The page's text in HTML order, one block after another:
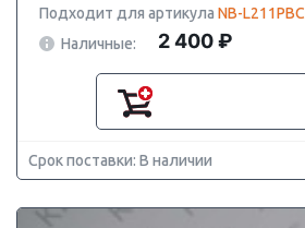
Подходит для артикула NB-L211PBC
Наличные:
2 400 ₽
Срок поставки: В наличии